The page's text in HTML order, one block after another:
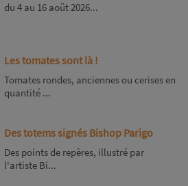
du 4 au 16 août 2026...
Les tomates sont là !
Tomates rondes, anciennes ou cerises en
quantité ...
Des totems signés Bishop Parigo
Des points de repères, illustré par
l'artiste Bi...